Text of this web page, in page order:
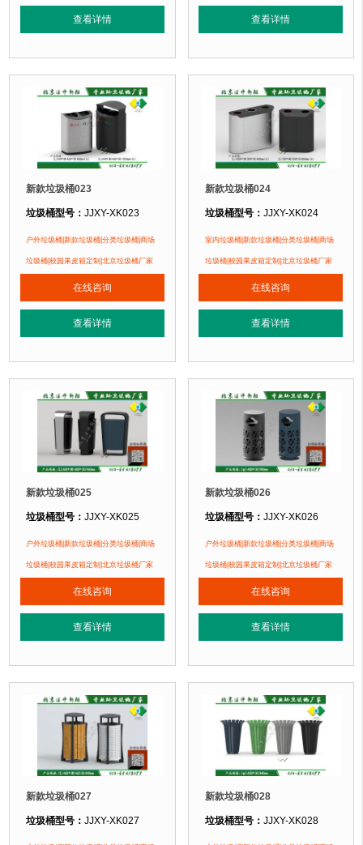
垃圾桶材质：镀锌钢板
垃圾桶周期：现货产品 厂家直销 即拍即发 定制批发
垃圾桶特点：1、全桶采用镀锌板，塑粉喷塑工艺使用寿命更长久。2、箱体
无锡某小区、燕郊某别墅区、北京某小区....
查看详情
垃圾桶材质：不锈钢板
垃圾桶周期：现货产品 厂家直销 即
垃圾桶特点：1、全桶采用镀锌板，
苏州某小区、顺义某别墅区、北京某
查看详情
新款垃圾桶023
垃圾桶型号：JJXY-XK023
垃圾桶规格：长640mm 宽460mm 高860mm(左)
长640mm 宽460mm 高1020mm(右)
垃圾桶材质：镀锌钢板
垃圾桶周期：现货产品 厂家直销 即拍即发 定制批发
垃圾桶特点：1、全桶采用镀锌板，塑粉喷塑工艺使用寿命更长久。2、箱体
正在使用该垃圾桶的部分客户：
户外垃圾桶|新款垃圾桶|分类垃圾桶|商场
垃圾桶|校园果皮箱定制|北京垃圾桶厂家
在线咨询
查看详情
新款垃圾桶024
垃圾桶型号： JJXY-XK024
垃圾桶规格：长1000mm 宽350mm
长700mm 宽350mm 高
垃圾桶材质：镀锌钢板
垃圾桶周期：现货产品 厂家直销 即
垃圾桶特点：1、全桶采用镀锌板，
正在使用该垃圾桶的部分客户：
室内垃圾桶|新款垃圾桶|分类垃圾桶|商场
垃圾桶|校园果皮箱定制|北京垃圾桶厂家
在线咨询
查看详情
新款垃圾桶025
垃圾桶型号：JJXY-XK025
垃圾桶规格：长600mm 宽400mm 高960mm
垃圾桶材质：不锈钢板+镀锌钢板
垃圾桶周期：现货产品 厂家直销 即拍即发 定制批发
垃圾桶特点：1、全桶采用镀锌板，塑粉喷塑工艺使用寿命更长久。2、箱体
正在使用该垃圾桶的部分客户：
无锡某小区、燕郊某别墅区、北京某小区....
户外垃圾桶|新款垃圾桶|分类垃圾桶|商场
垃圾桶|校园果皮箱定制|北京垃圾桶厂家
在线咨询
查看详情
新款垃圾桶026
垃圾桶型号： JJXY-XK026
垃圾桶规格：直径400mm 高900mm
垃圾桶材质：镀锌钢板
垃圾桶周期：现货产品 厂家直销 即
垃圾桶特点：1、全桶采用镀锌板，
正在使用该垃圾桶的部分客户：
无锡某小区、燕郊某别墅区、北京某
户外垃圾桶|新款垃圾桶|分类垃圾桶|商场
垃圾桶|校园果皮箱定制|北京垃圾桶厂家
在线咨询
查看详情
新款垃圾桶027
垃圾桶型号：JJXY-XK027
新款垃圾桶028
垃圾桶型号： JJXY-XK028